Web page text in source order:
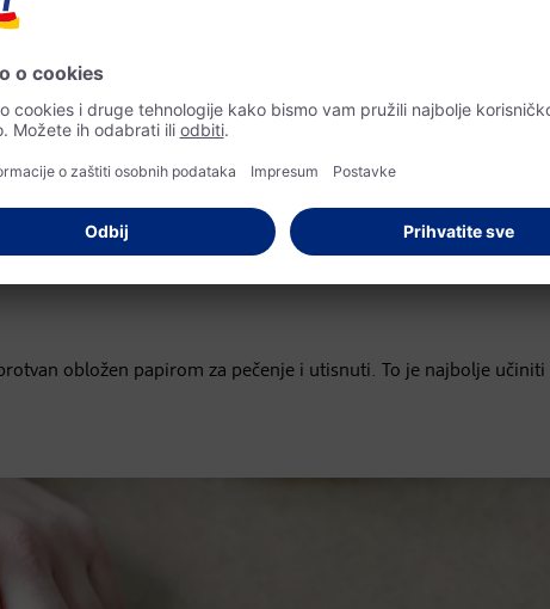
obložen papirom za pečenje i utisnuti. To je najbolje učiniti